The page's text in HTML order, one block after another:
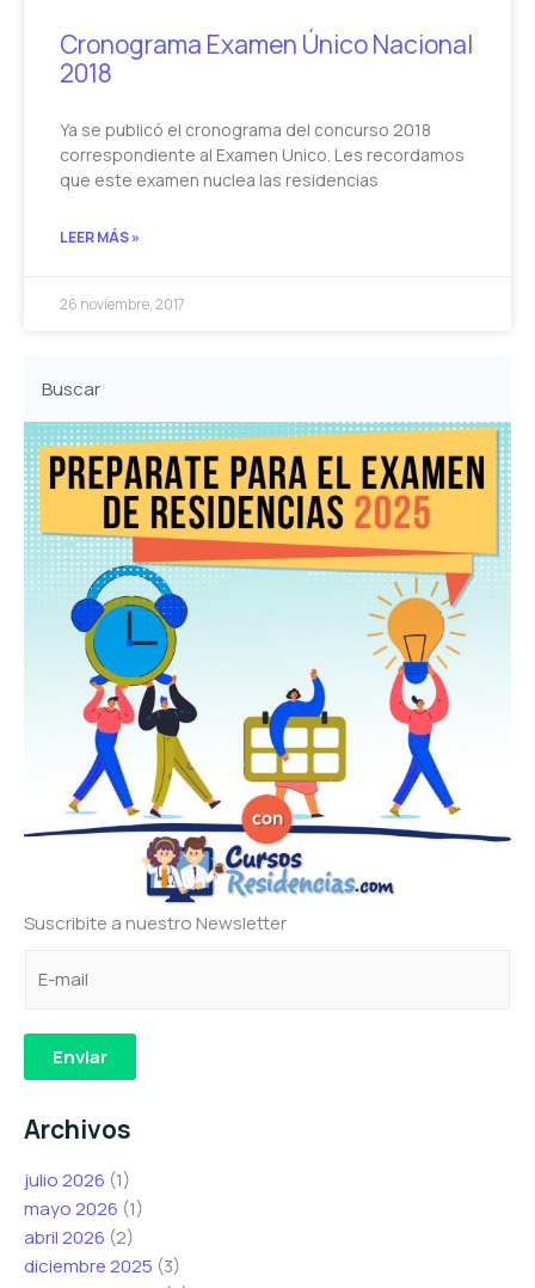
Cronograma Examen Único Nacional
2018
Ya se publicó el cronograma del concurso 2018
correspondiente al Examen Unico. Les recordamos
que este examen nuclea las residencias
LEER MÁS »
26 noviembre, 2017
Suscribite a nuestro Newsletter
t
ó
i
c
o
C
t
ó
i
c
o
*
e
e
e
c
t
r
Enviar
Archivos
julio 2026 (1)
mayo 2026 (1)
abril 2026 (2)
diciembre 2025 (3)